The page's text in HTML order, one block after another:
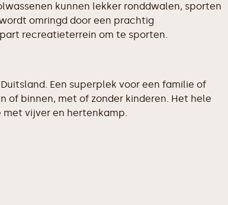
kunnen lekker ronddwalen, sporten
omringd door een prachtig
recreatieterrein om te sporten.
Een superplek voor een familie of
of binnen, met of zonder kinderen. Het hele
met vijver en hertenkamp.